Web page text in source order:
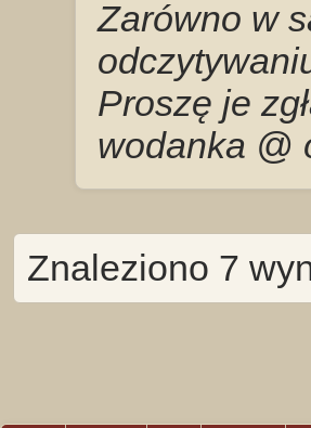
Zarówno w
Proszę je
wodanka @
Znaleziono 7